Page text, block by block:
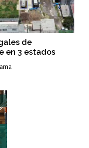
de
en 3 estados